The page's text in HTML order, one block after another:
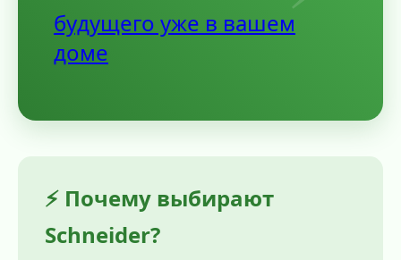
будущего уже в вашем
доме
⚡ Почему выбирают
Schneider?